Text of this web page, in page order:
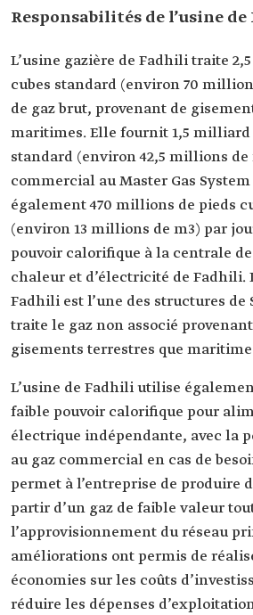
Responsabilités de l’usine
L’usine gazière de Fadhili traite
cubes standard (environ 70
de gaz brut, provenant de
maritimes. Elle fournit 1,5 milliard
standard (environ 42,5 millions de
commercial au Master Gas
également 470 millions de pieds
(environ 13 millions de m3) par
pouvoir calorifique à la centrale
chaleur et d’électricité de Fadhili.
Fadhili est l’une des structures de
traite le gaz non associé
gisements terrestres que
L’usine de Fadhili utilise
faible pouvoir calorifique pour
électrique indépendante, avec la
au gaz commercial en cas de
permet à l’entreprise de produire
partir d’un gaz de faible valeur
l’approvisionnement du réseau
améliorations ont permis de
économies sur les coûts
réduire les dépenses